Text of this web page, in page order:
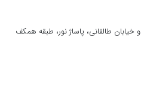
طالقانی، پاساژ نور، طبقه همکف